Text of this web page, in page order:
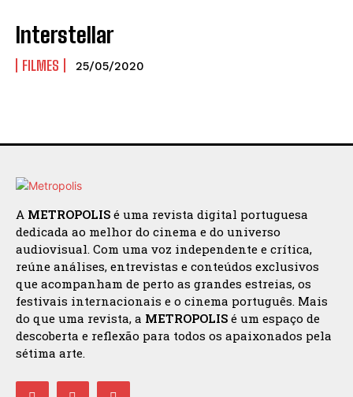
Interstellar
FILMES 25/05/2020
A METROPOLIS é uma revista digital portuguesa
dedicada ao melhor do cinema e do universo
audiovisual. Com uma voz independente e crítica,
reúne análises, entrevistas e conteúdos exclusivos
que acompanham de perto as grandes estreias, os
festivais internacionais e o cinema português. Mais
do que uma revista, a METROPOLIS é um espaço de
descoberta e reflexão para todos os apaixonados pela
sétima arte.